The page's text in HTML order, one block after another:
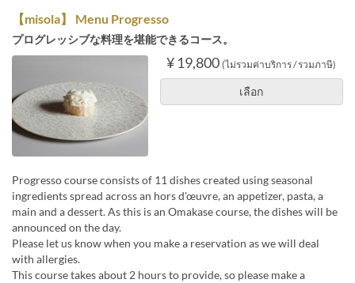
【misola】 Menu Progresso
プログレッシブな料理を堪能できるコース。
¥ 19,800 (ไม่รวมค่าบริการ / รวมภาษี)
เลือก
Progresso course consists of 11 dishes created using seasonal
ingredients spread across an hors d'œuvre, an appetizer, pasta, a
main and a dessert. As this is an Omakase course, the dishes will be
announced on the day.
Please let us know when you make a reservation as we will deal
with allergies.
This course takes about 2 hours to provide, so please make a